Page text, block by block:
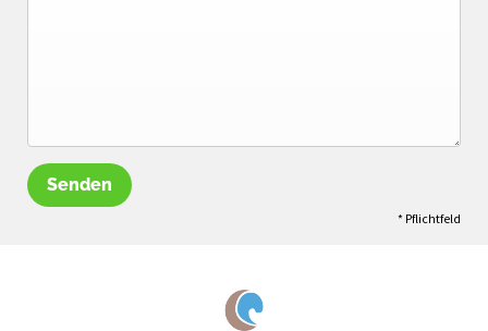
Senden
* Pflichtfeld